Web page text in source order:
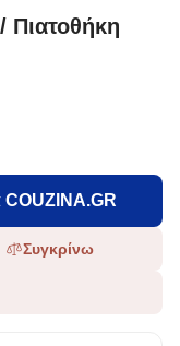
Πιατοθήκη
COUZINA.GR
Συγκρίνω